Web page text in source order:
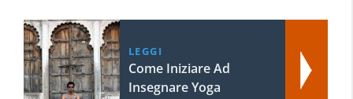
LEGGI
Come Iniziare Ad
Insegnare Yoga